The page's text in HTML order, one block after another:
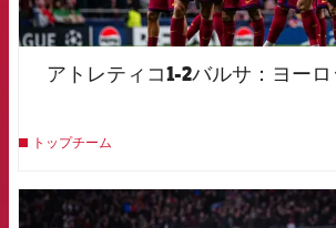
アトレティコ1-2バルサ：ヨー
トップチーム
FCB